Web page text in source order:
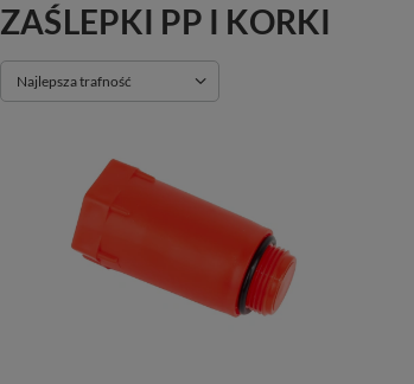
ZAŚLEPKI PP I KORKI
Zmień sortowanie
Najlepsza trafność